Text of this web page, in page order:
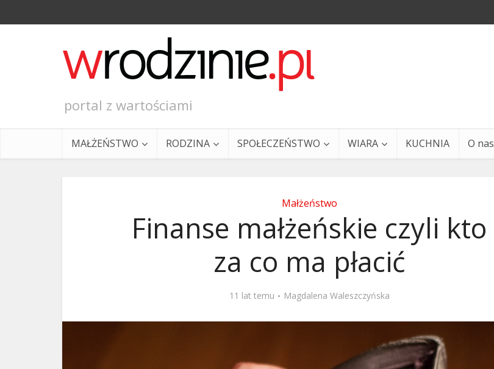
portal z wartościami
MAŁŻEŃSTWO RODZINA SPOŁECZEŃSTWO WIARA KUCHNIA O nas
Małżeństwo
Finanse małżeńskie czyli kto
za co ma płacić
11 lat temu Magdalena Waleszczyńska
Ewangelia i Ty – 29 grudnia
ks. Stefan Radziszewski